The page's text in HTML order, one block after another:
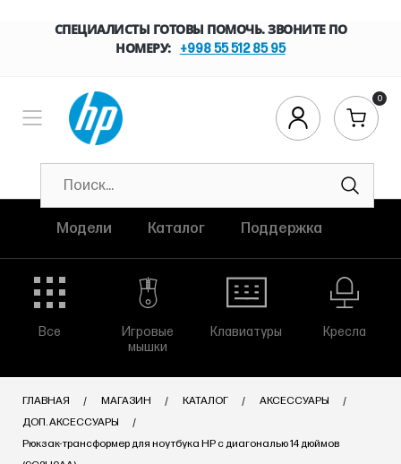
СПЕЦИАЛИСТЫ ГОТОВЫ ПОМОЧЬ. ЗВОНИТЕ ПО
НОМЕРУ:
+998 55 512 85 95
0
Модели Каталог Поддержка
Все
Игровые
мышки
Клавиатуры Кресла
ГЛАВНАЯ МАГАЗИН КАТАЛОГ
АКСЕССУАРЫ
ДОП. АКСЕССУАРЫ
Рюкзак-трансформер для ноутбука HP с диагональю 14 дюймов